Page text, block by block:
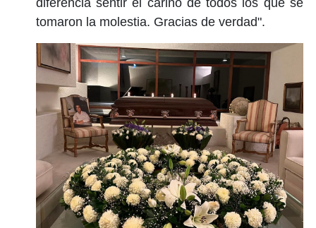
tomaron la molestia. Gracias de verdad".